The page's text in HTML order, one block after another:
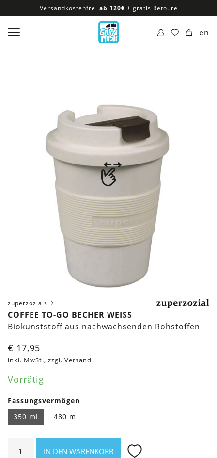
Versandkostenfrei ab 120€ + gratis Retoure
100% veganes & fair produziertes Sortiment
Versandkostenfrei ab 120€
en
zuperzozials
COFFEE TO-GO BECHER WEISS
Biokunststoff aus nachwachsenden Rohstoffen
€ 17,95
inkl. MwSt., zzgl. Versand
Vorrätig
Fassungsvermögen
350 ml
480 ml
IN DEN WARENKORB